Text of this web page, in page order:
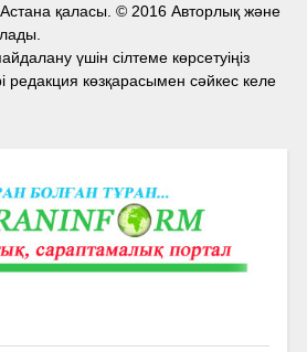
қаласы. © 2016 Авторлық және
үшін сілтеме көрсетуіңіз
редакция көзқарасымен сәйкес келе